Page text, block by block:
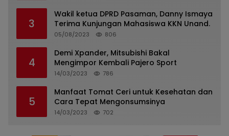
3
Wakil ketua DPRD Pasaman, Danny Ismaya
Terima Kunjungan Mahasiswa KKN Unand.
05/08/2023 806
4
Demi Xpander, Mitsubishi Bakal
Mengimpor Kembali Pajero Sport
14/03/2023 786
5
Manfaat Tomat Ceri untuk Kesehatan dan
Cara Tepat Mengonsumsinya
14/03/2023 702